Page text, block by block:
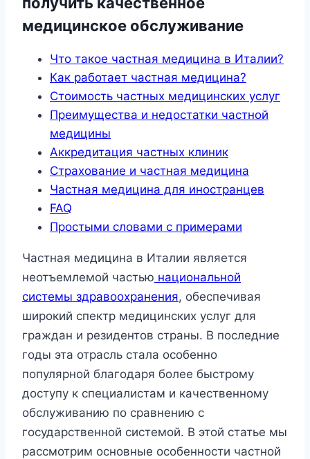
медицинское обслуживание
Что такое частная медицина в Италии?
Как работает частная медицина?
Стоимость частных медицинских услуг
Преимущества и недостатки частной
медицины
Аккредитация частных клиник
Страхование и частная медицина
Частная медицина для иностранцев
FAQ
Простыми словами с примерами
Частная медицина в Италии является
неотъемлемой частью национальной
системы здравоохранения, обеспечивая
широкий спектр медицинских услуг для
граждан и резидентов страны. В последние
годы эта отрасль стала особенно
популярной благодаря более быстрому
доступу к специалистам и качественному
обслуживанию по сравнению с
государственной системой. В этой статье мы
рассмотрим основные особенности частной